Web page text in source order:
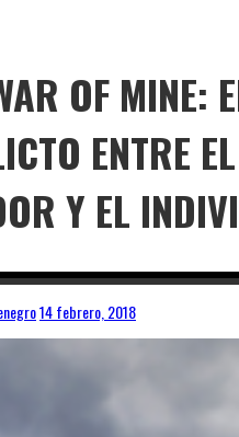
OF MINE:
ENTRE EL
Y EL
14 febrero, 2018